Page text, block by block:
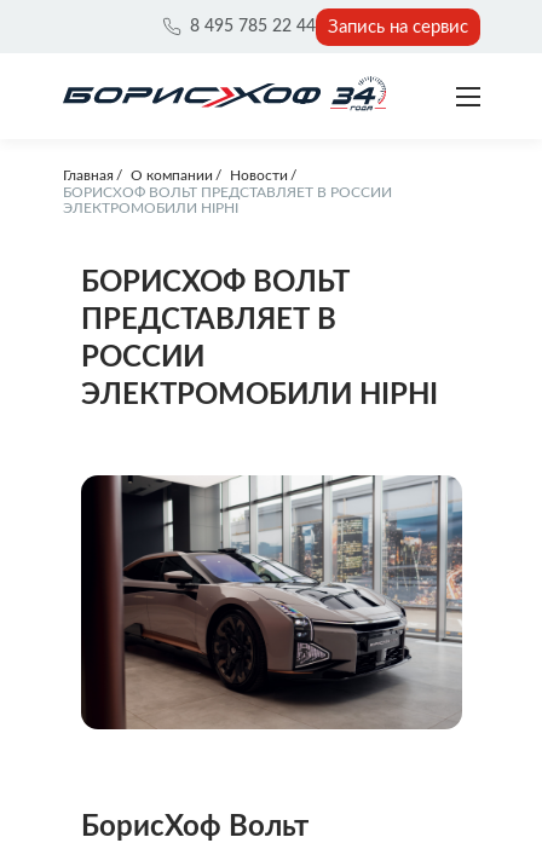
8 495 785 22 44 Запись на сервис
Главная О компании
Новости
БОРИСХОФ ВОЛЬТ ПРЕДСТАВЛЯЕТ В РОССИИ
ЭЛЕКТРОМОБИЛИ HIPHI
БОРИСХОФ ВОЛЬТ
ПРЕДСТАВЛЯЕТ В
РОССИИ
ЭЛЕКТРОМОБИЛИ HIPHI
БорисХоф Вольт